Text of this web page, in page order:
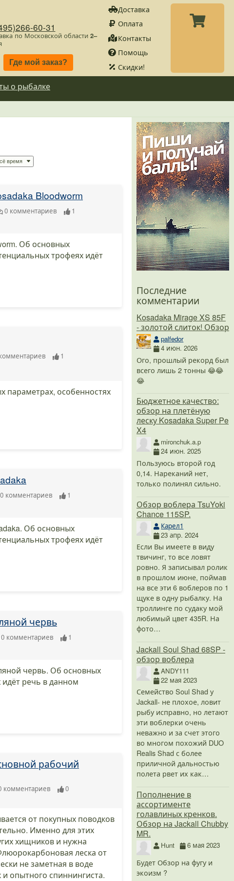
Доставка
Оплата
Контакты
Помощь
Скидки!
60-31
по Московской области 2–
Где мой заказ?
о рыбалке
Bloodworm
0 комментариев 1
Об основных
трофеях идёт
1
параметрах, особенностях
0 комментариев 1
Об основных
трофеях идёт
червь
0 комментариев 1
червь. Об основных
речь в данном
рабочий
комментариев 0
от покупных поводков
Именно для этих
хищников и нужна
леска от
не заметная в воде
опытного спиннингиста.
Последние
комментарии
Kosadaka Mirage XS 85F
- золотой слиток! Обзор
palfedor
4 июн. 2026
Ого, прошлый рекорд был
всего лишь 2 тонны 😂😂
😂
Бюджетное качество:
обзор на плетёную
леску Kosadaka Super Pe
X4
mironchuk.a.p
24 июн. 2025
Пользуюсь второй год
0,14. Нареканий нет,
только полинял сильно.
Обзор воблера TsuYoki
Chance 115SP.
Карел1
23 апр. 2024
Если Вы имеете в виду
твичинг, то все ловят
ровно. Я записывал ролик
в прошлом июне, поймав
на все эти 6 воблеров по 1
щуке в одну рыбалку. На
троллинге по судаку мой
любимый цвет 435R. На
фото…
Jackall Soul Shad 68SP -
обзор воблера
ANDY111
22 мая 2023
Семейство Soul Shad у
Jackall- не плохое, ловит
рыбу исправно, но летают
эти воблерки очень
неважно и за счет этого
во многом похожий DUO
Realis Shad с более
приличной дальностью
полета рвет их как…
Пополнение в
ассортименте
голавлиных кренков.
Обзор на Jackall Chubby
MR.
Hunt 6 мая 2023
Будет Обзор на фугу и
экоизм ?